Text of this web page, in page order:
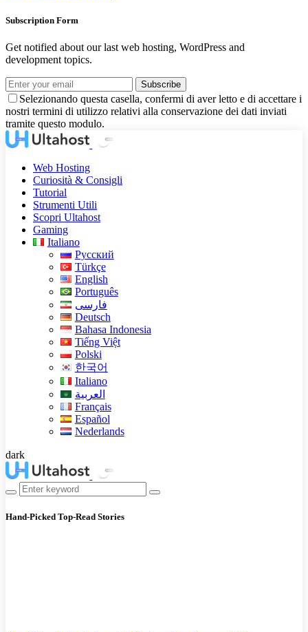
Subscription Form
Get notified about our last web hosting, WordPress and
development topics.
Subscribe
Selezionando questa casella, confermi di aver letto e di accettare i
nostri termini di utilizzo relativi alla conservazione dei dati inviati
tramite questo modulo.
Web Hosting
Curiosità & Consigli
Tutorial
Strumenti Utili
Scopri Ultahost
Gaming
Italiano
Русский
Türkçe
English
Português
فارسی
Deutsch
Bahasa Indonesia
Tiếng Việt
Polski
한국어
Italiano
العربية
Français
Español
Nederlands
dark
Hand-Picked Top-Read Stories